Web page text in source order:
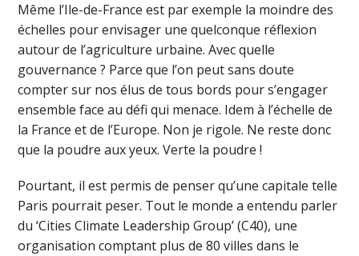
Même l’Ile-de-France est par exemple la moindre des
échelles pour envisager une quelconque réflexion
autour de l’agriculture urbaine. Avec quelle
gouvernance ? Parce que l’on peut sans doute
compter sur nos élus de tous bords pour s’engager
ensemble face au défi qui menace. Idem à l’échelle de
la France et de l’Europe. Non je rigole. Ne reste donc
que la poudre aux yeux. Verte la poudre !
Pourtant, il est permis de penser qu’une capitale telle
Paris pourrait peser. Tout le monde a entendu parler
du ‘Cities Climate Leadership Group’ (C40), une
organisation comptant plus de 80 villes dans le